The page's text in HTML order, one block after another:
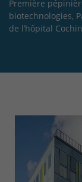
Première
biotechnologies,
de l’hôpital